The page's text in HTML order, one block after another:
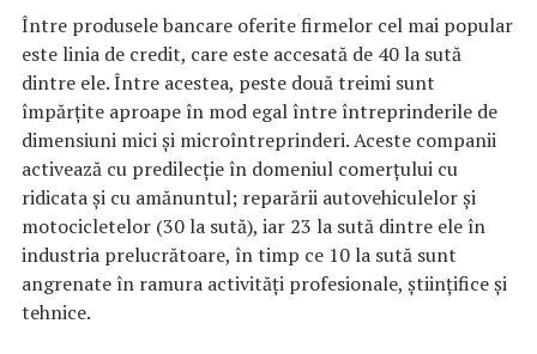
Între produsele bancare oferite firmelor cel mai popular
este linia de credit, care este accesată de 40 la sută
dintre ele. Între acestea, peste două treimi sunt
împărțite aproape în mod egal între întreprinderile de
dimensiuni mici și microîntreprinderi. Aceste companii
activează cu predilecție în domeniul comerțului cu
ridicata și cu amănuntul; reparării autovehiculelor și
motocicletelor (30 la sută), iar 23 la sută dintre ele în
industria prelucrătoare, în timp ce 10 la sută sunt
angrenate în ramura activități profesionale, științifice și
tehnice.